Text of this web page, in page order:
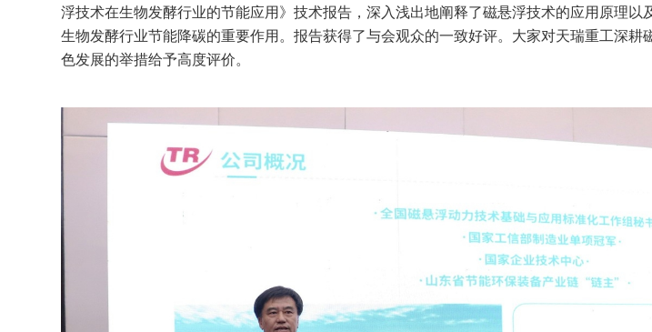
浮技术在生物发酵行业的节能应用》技术报告，深入浅出地阐释了磁悬浮技术的应用原理以
生物发酵行业节能降碳的重要作用。报告获得了与会观众的一致好评。大家对天瑞重工深耕
色发展的举措给予高度评价。